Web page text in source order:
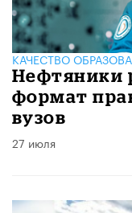
КАЧЕСТВО
Нефтяники
формат
вузов
27 июля